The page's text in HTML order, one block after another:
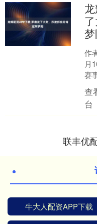
梦
作
月
赛
的
查
台
联丰优
牛大人配资APP下载